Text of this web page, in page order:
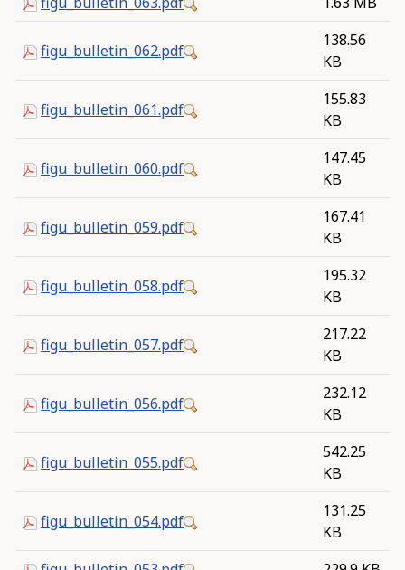
figu_bulletin_062.pdf
138.56
KB
figu_bulletin_061.pdf
155.83
KB
figu_bulletin_060.pdf
147.45
KB
figu_bulletin_059.pdf
167.41
KB
figu_bulletin_058.pdf
195.32
KB
figu_bulletin_057.pdf
217.22
KB
figu_bulletin_056.pdf
232.12
KB
figu_bulletin_055.pdf
542.25
KB
figu_bulletin_054.pdf
131.25
KB